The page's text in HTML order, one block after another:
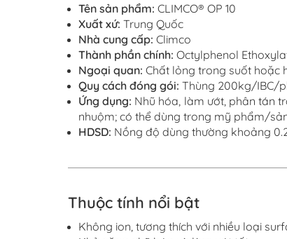
Tên sản phẩm: CLIMCO® OP 10
Xuất xứ: Trung Quốc
Nhà cung cấp: Climco
Thành phần chính: Octylphenol
Ngoại quan: Chất lỏng trong suốt hoặc
Quy cách đóng gói: Thùng 200kg/IBC/
Ứng dụng: Nhũ hóa, làm ướt, phân tán
nhuộm; có thể dùng trong mỹ phẩm/
HDSD: Nồng độ dùng thường khoảng
Thuộc tính nổi bật
Không ion, tương thích với nhiều loại